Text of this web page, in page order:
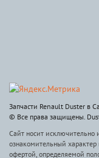
Запчасти Renault Duster в
© Все права защищены.
Сайт носит
ознакомительный
офертой, определяемой